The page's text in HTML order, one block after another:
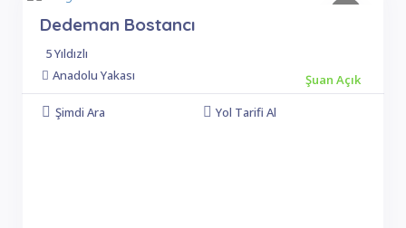
Dedeman Bostancı
5 Yıldızlı
Anadolu Yakası
Şuan Açık
Şimdi Ara
Yol Tarifi Al